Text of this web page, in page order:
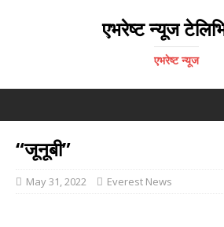
एभरेष्ट न्यूज
एभरेष्ट न्यूज
“जूनूबी”
May 31, 2022 Everest News